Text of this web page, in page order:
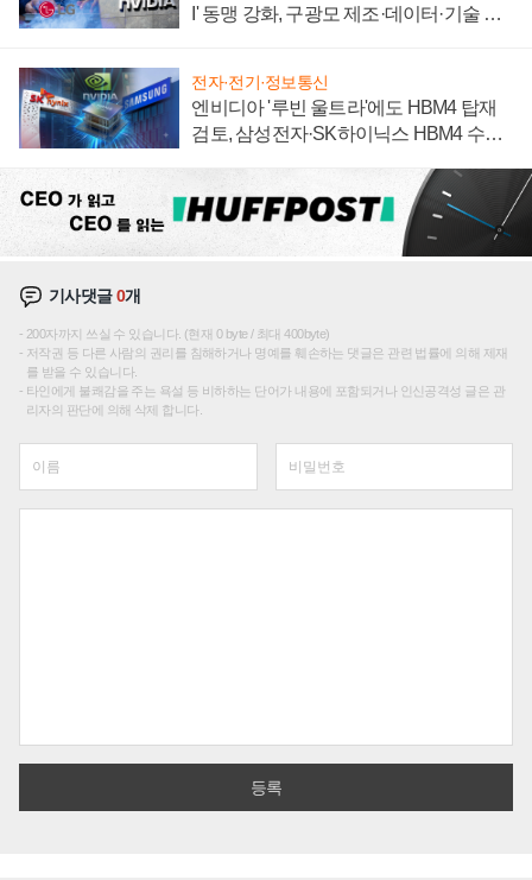
I' 동맹 강화, 구광모 제조·데이터·기술 결
전자·전기·정보통신
엔비디아 '루빈 울트라'에도 HBM4 탑재
검토, 삼성전자·SK하이닉스 HBM4 수율
기사댓글0개
200자까지 쓰실 수 있습니다. (현재 0 byte / 최대 400byte)
저작권 등 다른 사람의 권리를 침해하거나 명예를 훼손하는 댓글은 관련 법률에 의해 제재
를 받을 수 있습니다.
타인에게 불쾌감을 주는 욕설 등 비하하는 단어가 내용에 포함되거나 인신공격성 글은 관
리자의 판단에 의해 삭제 합니다.